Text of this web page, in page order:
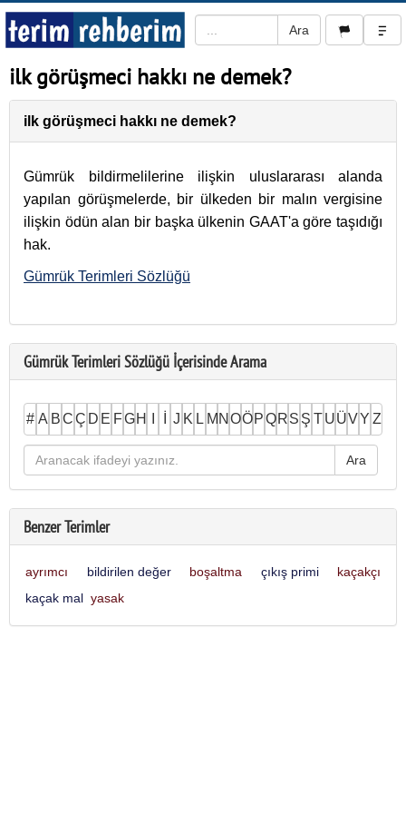
ilk görüşmeci hakkı ne demek?
ilk görüşmeci hakkı ne demek?
Gümrük bildirmelilerine ilişkin uluslararası alanda
yapılan görüşmelerde, bir ülkeden bir malın vergisine
ilişkin ödün alan bir başka ülkenin GAAT'a göre taşıdığı
hak.
Gümrük Terimleri Sözlüğü
Gümrük Terimleri Sözlüğü İçerisinde Arama
# A BCÇ D E FGH J K L M N OÖPQRS Ş T UÜVY Z
Benzer Terimler
ayrımcı bildirilen değer boşaltma çıkış primi
kaçakçı
kaçak mal yasak